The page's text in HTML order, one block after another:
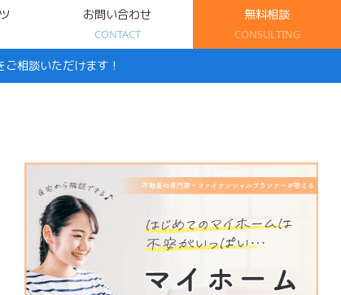
お問い合わせ
CONTACT
無料相談
CONSULTING
相談いただけます！